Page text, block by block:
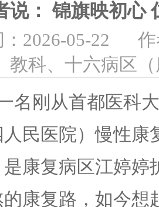
说： 锦旗映初
2026-05-22
教科、十六病区
刚从首都医科大
民医院）慢性康
康复病区江婷
康复路，如今